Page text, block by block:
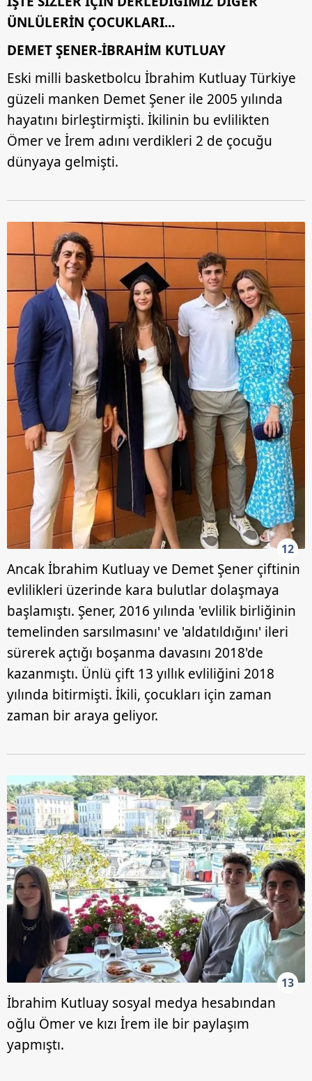
ÜNLÜLERİN ÇOCUKLARI...
DEMET ŞENER-İBRAHİM KUTLUAY
Eski milli basketbolcu İbrahim Kutluay Türkiye
güzeli manken Demet Şener ile 2005 yılında
hayatını birleştirmişti. İkilinin bu evlilikten
Ömer ve İrem adını verdikleri 2 de çocuğu
dünyaya gelmişti.
12
Ancak İbrahim Kutluay ve Demet Şener çiftinin
evlilikleri üzerinde kara bulutlar dolaşmaya
başlamıştı. Şener, 2016 yılında 'evlilik birliğinin
temelinden sarsılmasını' ve 'aldatıldığını' ileri
sürerek açtığı boşanma davasını 2018'de
kazanmıştı. Ünlü çift 13 yıllık evliliğini 2018
yılında bitirmişti. İkili, çocukları için zaman
zaman bir araya geliyor.
13
İbrahim Kutluay sosyal medya hesabından
oğlu Ömer ve kızı İrem ile bir paylaşım
yapmıştı.